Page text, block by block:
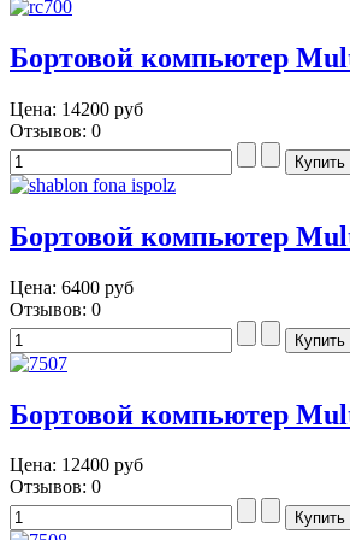
Бортовой компьютер
Цена: 14200 руб
Отзывов: 0
Бортовой компьютер
Цена: 6400 руб
Отзывов: 0
Бортовой компьютер
Цена: 12400 руб
Отзывов: 0